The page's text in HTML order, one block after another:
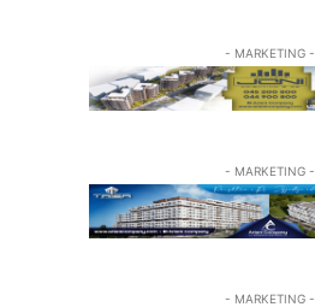
- MARKETING -
- MARKETING -
- MARKETING -